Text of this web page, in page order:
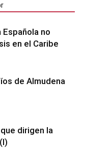
no
en el Caribe
de Almudena
dirigen la